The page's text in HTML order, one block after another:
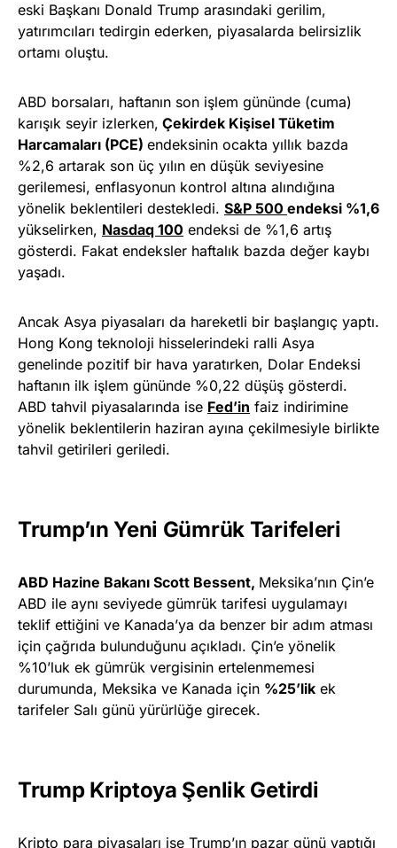
eski Başkanı Donald Trump arasındaki gerilim,
yatırımcıları tedirgin ederken, piyasalarda belirsizlik
ortamı oluştu.
ABD borsaları, haftanın son işlem gününde (cuma)
karışık seyir izlerken, Çekirdek Kişisel Tüketim
Harcamaları (PCE) endeksinin ocakta yıllık bazda
%2,6 artarak son üç yılın en düşük seviyesine
gerilemesi, enflasyonun kontrol altına alındığına
yönelik beklentileri destekledi. S&P 500 endeksi %1,6
yükselirken, Nasdaq 100 endeksi de %1,6 artış
gösterdi. Fakat endeksler haftalık bazda değer kaybı
yaşadı.
Ancak Asya piyasaları da hareketli bir başlangıç yaptı.
Hong Kong teknoloji hisselerindeki ralli Asya
genelinde pozitif bir hava yaratırken, Dolar Endeksi
haftanın ilk işlem gününde %0,22 düşüş gösterdi.
ABD tahvil piyasalarında ise Fed’in faiz indirimine
yönelik beklentilerin haziran ayına çekilmesiyle birlikte
tahvil getirileri geriledi.
Trump’ın Yeni Gümrük Tarifeleri
ABD Hazine Bakanı Scott Bessent, Meksika’nın Çin’e
ABD ile aynı seviyede gümrük tarifesi uygulamayı
teklif ettiğini ve Kanada’ya da benzer bir adım atması
için çağrıda bulunduğunu açıkladı. Çin’e yönelik
%10’luk ek gümrük vergisinin ertelenmemesi
durumunda, Meksika ve Kanada için %25’lik ek
tarifeler Salı günü yürürlüğe girecek.
Trump Kriptoya Şenlik Getirdi
Kripto para piyasaları ise Trump’ın pazar günü yaptığı